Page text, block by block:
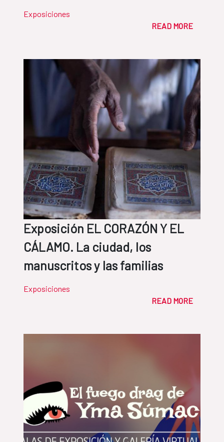
Exposiciones
READ MORE
Exposición EL CORAZÓN Y EL
CÁLAMO. La ciudad, los
manuscritos y las familias
Exposiciones
READ MORE